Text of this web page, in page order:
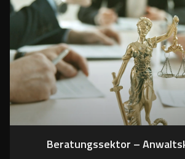
Beratungssektor –